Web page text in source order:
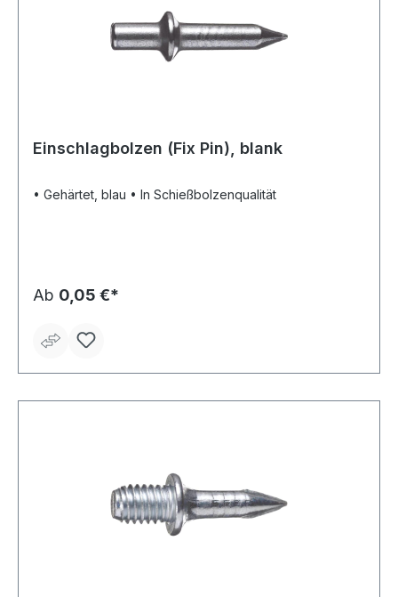
Einschlagbolzen (Fix Pin), blank
• Gehärtet, blau • In Schießbolzenqualität
Ab 0,05 €*